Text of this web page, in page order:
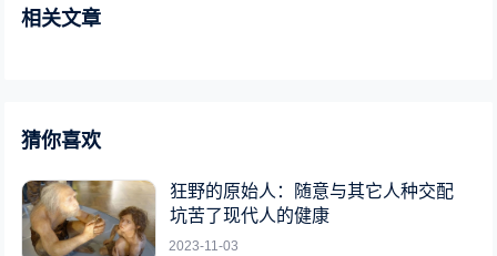
相关文章
猜你喜欢
狂野的原始人：随意与其它人种交配
坑苦了现代人的健康
2023-11-03